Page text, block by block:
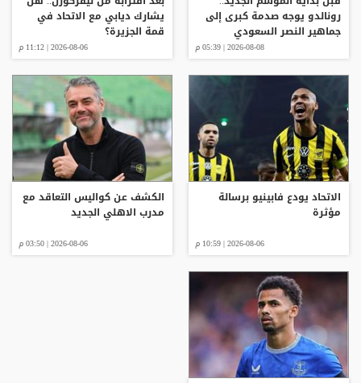
رونالدو يوجه صدمة كبرى إلى
جماهير النصر السعودي
2026-08-08 | 05:39 م
يشارك ديابي مع الاتحاد في
قمة الجزيرة؟
2026-08-06 | 11:12 م
الاتحاد يودع فابينيو برسالة
مؤثرة
2026-08-06 | 10:59 م
الكشف عن كواليس التعاقد مع
مدرب الاهلي الجديد
2026-08-06 | 03:50 م